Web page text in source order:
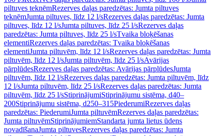
piltuves teknēmRezerves daļas paredzētas: Jumta piltuves
teknēmJumta piltuves, līdz 12 l/sRezerves daļas paredzētas: Jumta
piltuves, līdz 12 l/sJumta piltuves, līdz 25 l/sRezerves daļas
paredzētas: Jumta piltuves, līdz 25 l/sTvaika bloķēšanas
elementiRezerves daļas paredzētas: Tvaika bloķēšanas
elementiJumta piltuvēm, līdz 12 l/sRezerves daļas paredzētas: Jumta
piltuvēm, līdz 12 l/sJumta piltuvēm, līdz 25 l/sAvārijas
pārplūdesRezerves daļas paredzētas: Avārijas pārplūdesJumta
piltuvēm, līdz 12 l/sRezerves daļas paredzētas: Jumta piltuvēm, līdz
12 l/sJumta piltuvēm, līdz 25 l/sRezerves daļas paredzētas: Jumta
piltuvēm, līdz 25 l/sStiprinājumiStiprinājumu sistēma, d40–
200Stiprinājumu sistēma, d250–315PiederumiRezerves daļas
paredzētas: PiederumiJumta piltuvēmRezerves daļas paredzētas:
Jumta piltuvēmStiprinājumiemStandarta jumta lietus ūdens
novadīšanaJumta piltuvesRezerves daļas paredzētas: Jumta